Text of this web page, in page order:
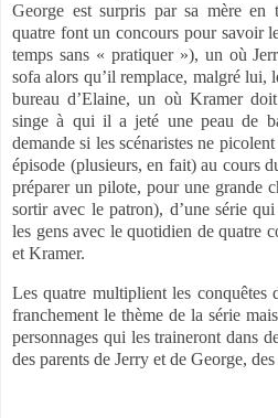
George est surpris par sa mère en
quatre font un concours pour savoir
temps sans « pratiquer »), un où
sofa alors qu’il remplace, malgré lui,
bureau d’Elaine, un où Kramer
singe à qui il a jeté une peau de
demande si les scénaristes ne
épisode (plusieurs, en fait) au cours
préparer un pilote, pour une grande
sortir avec le patron), d’une série
les gens avec le quotidien de quatre
et Kramer.
Les quatre multiplient les conquêtes
franchement le thème de la série
personnages qui les traineront dans
des parents de Jerry et de George,